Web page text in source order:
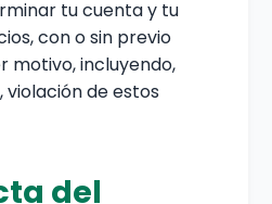
tu cuenta y tu
con o sin previo
motivo, incluyendo,
de estos
del